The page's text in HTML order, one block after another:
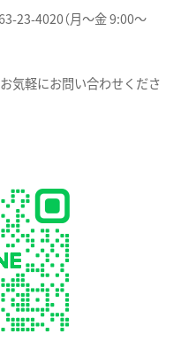
23-4020（月〜金 9:00〜
気軽にお問い合わせくださ